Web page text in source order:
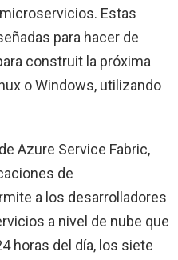
Estas
para hacer de
construit la próxima
o Windows, utilizando
Azure Service Fabric,
de
a los desarrolladores
a nivel de nube que
horas del día, los siete